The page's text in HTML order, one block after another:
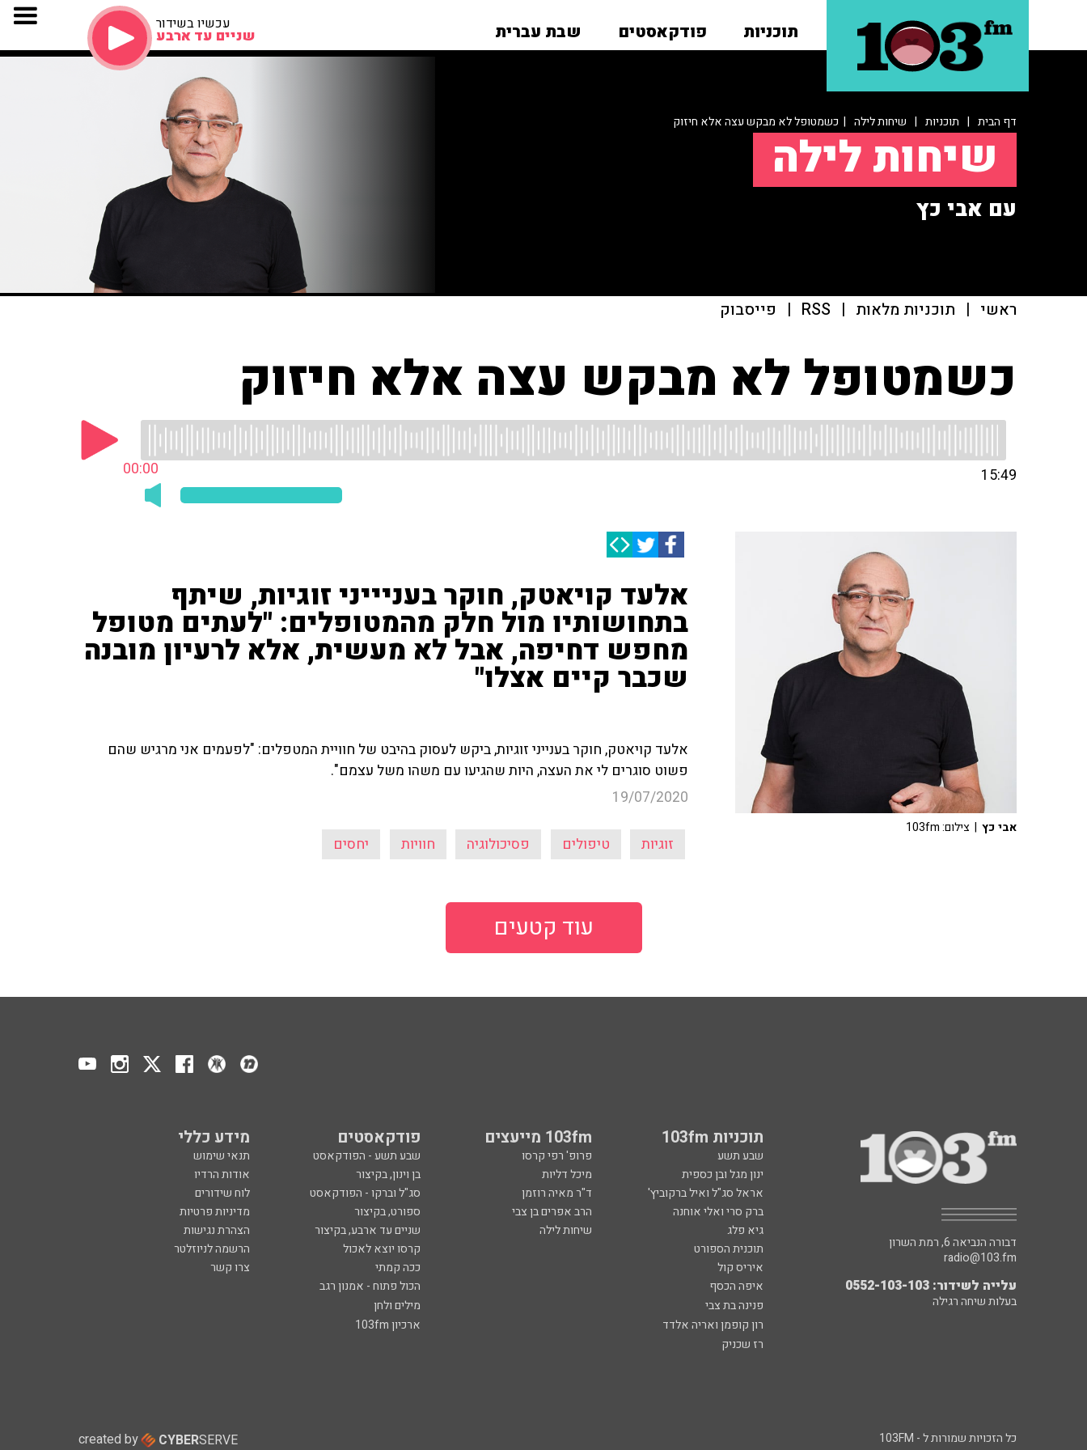
תוכניות פודקאסטים שבת עברית עכשיו בשידור
שניים עד ארבע
דף הבית | תוכניות | שיחות לילה | כשמטופל לא מבקש עצה אלא חיזוק
שיחות לילה
עם אבי כץ
ראשי | תוכניות מלאות |
RSS
| פייסבוק
כשמטופל לא מבקש עצה אלא חיזוק
00:00 15:49
אלעד קויאטק, חוקר בעניייני זוגיות, שיתף
בתחושותיו מול חלק מהמטופלים: "לעתים מטופל
מחפש דחיפה, אבל לא מעשית, אלא לרעיון מובנה
שכבר קיים אצלו"
אלעד קויאטק, חוקר בענייני זוגיות, ביקש לעסוק בהיבט של חוויית המטפלים: "לפעמים אני מרגיש שהם
פשוט סוגרים לי את העצה, היות שהגיעו עם משהו משל עצמם".
19/07/2020
זוגיות טיפולים פסיכולוגיה חוויות יחסים
אבי כץ | צילום: 103fm
עוד קטעים
תוכניות 103fm 103fm מייעצים פודקאסטים מידע כללי
שבע תשע פרופ' רפי קרסו שבע תשע - הפודקאסט
תנאי שימוש
ינון מגל ובן כספית
מיכל דליות בן וינון, בקיצור
אודות הרדיו
אראל סג"ל ואיל ברקוביץ'
ד"ר מאיה רוזמן סג"ל וברקו - הפודקאסט
לוח שידורים
ברק סרי ואלי אוחנה
הרב אפרים בן צבי ספורט, בקיצור
מדיניות פרטיות
גיא פלג
שיחות לילה שניים עד ארבע, בקיצור
הצהרת נגישות
תוכנית הספורט
קרסו יוצא לאכול
הרשמה לניוזלטר
איריס קול
ככה קמתי
צרו קשר
איפה הכסף
הכול פתוח - אמנון רגב
פנינה בת צבי
מילים ולחן
רון קופמן ואריה אלדד
ארכיון 103fm
רז שכניק
דבורה הנביאה 6, רמת השרון
radio@103.fm
עלייה לשידור: 0552-103-103
בעלות שיחה רגילה
כל הזכויות שמורות ל - 103FM created by CYBERSERVE